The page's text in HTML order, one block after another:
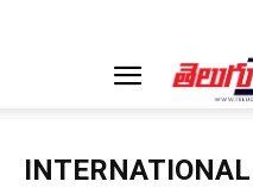
INTERNATIONAL